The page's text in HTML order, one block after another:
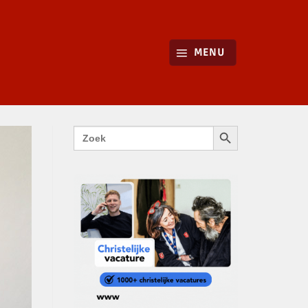
MENU
Zoek
naar:
ZOEKKNOP